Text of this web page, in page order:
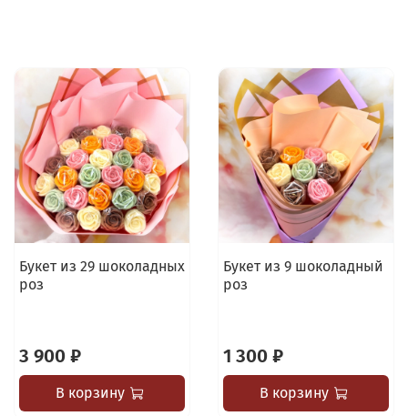
Букет из 29 шоколадных
роз
3 900 ₽
В корзину
Букет из 9 шоколадный
роз
1 300 ₽
В корзину